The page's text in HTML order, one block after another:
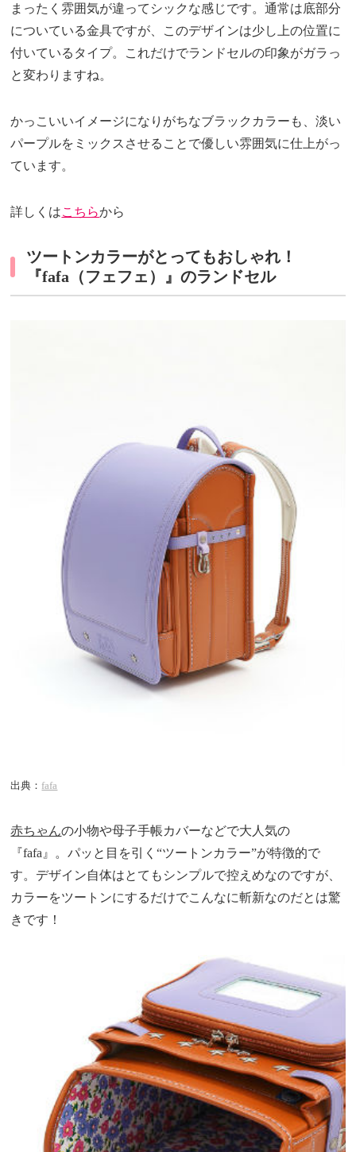
まったく雰囲気が違ってシックな感じです。通常は底部分
についている金具ですが、このデザインは少し上の位置に
付いているタイプ。これだけでランドセルの印象がガラっ
と変わりますね。
かっこいいイメージになりがちなブラックカラーも、淡い
パープルをミックスさせることで優しい雰囲気に仕上がっ
ています。
詳しくはこちらから
ツートンカラーがとってもおしゃれ！
『fafa（フェフェ）』のランドセル
出典： fafa
赤ちゃんの小物や母子手帳カバーなどで大人気の
『fafa』。パッと目を引く“ツートンカラー”が特徴的で
す。デザイン自体はとてもシンプルで控えめなのですが、
カラーをツートンにするだけでこんなに斬新なのだとは驚
きです！